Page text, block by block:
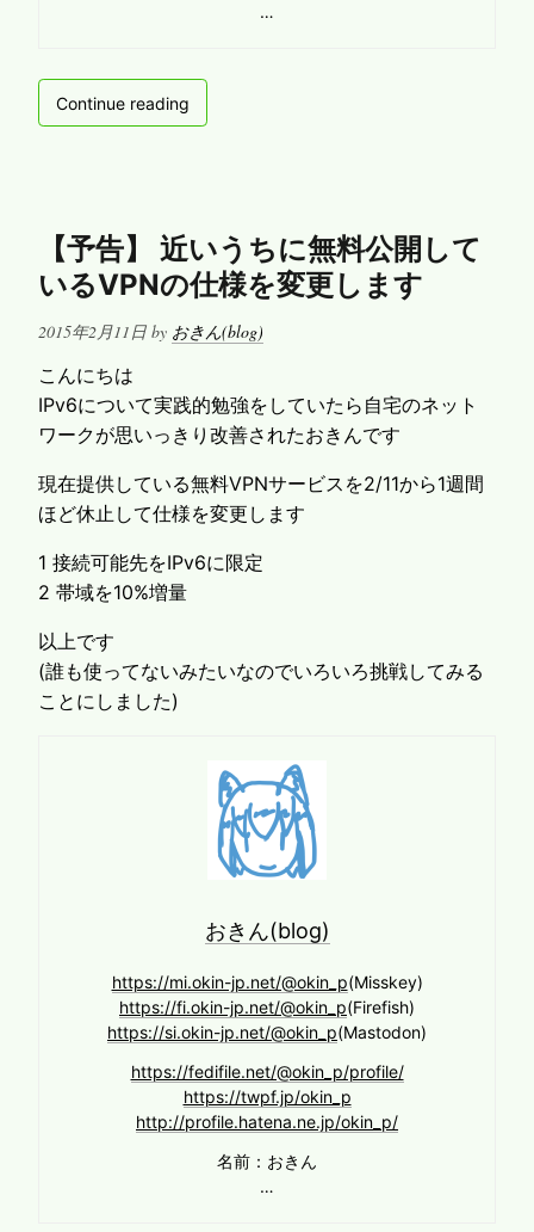
…
Continue reading
サ
連
の
定
い
て
【予告】 近いうちに無料公開して
いるVPNの仕様を変更します
Posted
2015年2月11日 by おきん(blog)
こんにちは
IPv6について実践的勉強をしていたら自宅のネット
ワークが思いっきり改善されたおきんです
現在提供している無料VPNサービスを2/11から1週間
ほど休止して仕様を変更します
1 接続可能先をIPv6に限定
2 帯域を10%増量
以上です
(誰も使ってないみたいなのでいろいろ挑戦してみる
ことにしました)
おきん(blog)
https://mi.okin-jp.net/@okin_p(Misskey)
https://fi.okin-jp.net/@okin_p(Firefish)
https://si.okin-jp.net/@okin_p(Mastodon)
https://fedifile.net/@okin_p/profile/
https://twpf.jp/okin_p
http://profile.hatena.ne.jp/okin_p/
名前：おきん
…